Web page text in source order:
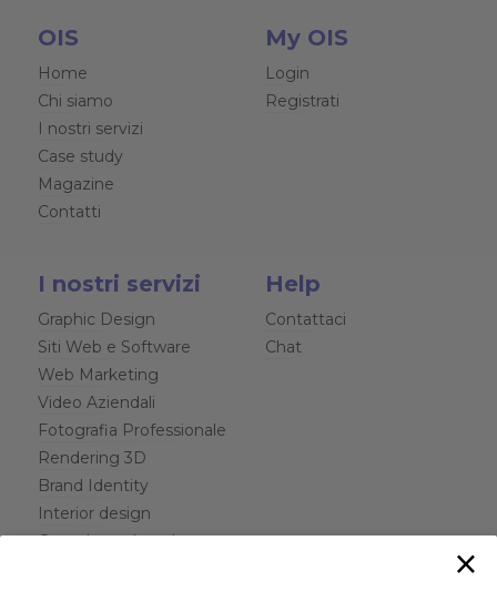
OIS
Home
Chi siamo
I nostri servizi
Case study
Magazine
Contatti
My OIS
Login
Registrati
I nostri servizi
Graphic Design
Siti Web e Software
Web Marketing
Video Aziendali
Fotografia Professionale
Rendering 3D
Brand Identity
Interior design
Consulenza Legale
Help
Contattaci
Chat
×